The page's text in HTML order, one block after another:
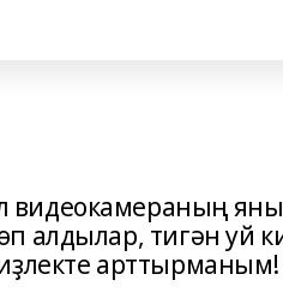
алдылар, тигән
арттырманым!